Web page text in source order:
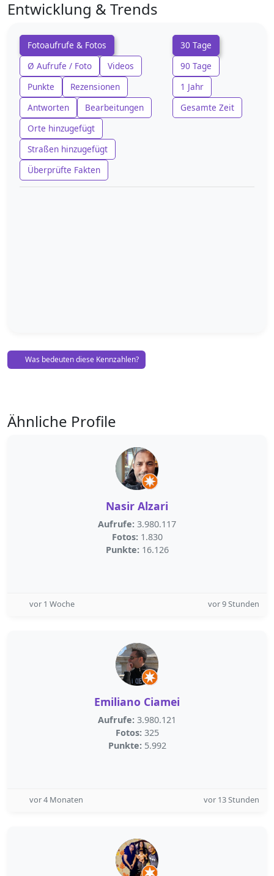
Entwicklung & Trends
Fotoaufrufe & Fotos
Ø Aufrufe / Foto
Videos
Punkte
Rezensionen
Antworten
Bearbeitungen
Orte hinzugefügt
Straßen hinzugefügt
Überprüfte Fakten
30 Tage
90 Tage
1 Jahr
Gesamte Zeit
Was bedeuten diese Kennzahlen?
Ähnliche Profile
Nasir Alzari
Aufrufe: 3.980.117
Fotos: 1.830
Punkte: 16.126
vor 1 Woche vor 9 Stunden
Emiliano Ciamei
Aufrufe: 3.980.121
Fotos: 325
Punkte: 5.992
vor 4 Monaten vor 13 Stunden